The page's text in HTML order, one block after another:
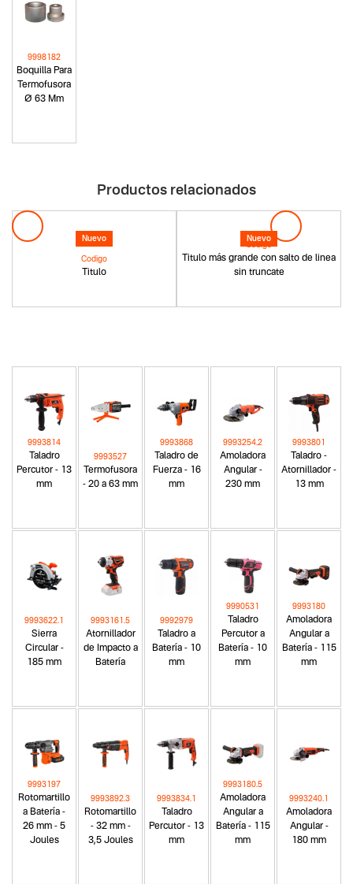
Boquilla Para
Termofusora
Ø 63 Mm
9998182
Productos relacionados
Nuevo
Titulo
Codigo
Nuevo
Titulo más grande con salto de linea
sin truncate
Codigo
Taladro
Percutor - 13
mm
9993814
Termofusora
- 20 a 63 mm
9993527
Taladro de
Fuerza - 16
mm
9993868
Amoladora
Angular -
230 mm
9993254.2
Taladro -
Atornillador -
13 mm
9993801
Sierra
Circular -
185 mm
9993622.1
Atornillador
de Impacto a
Batería
9993161.5
Taladro a
Batería - 10
mm
9992979
Taladro
Percutor a
Batería - 10
mm
9990531
Amoladora
Angular a
Batería - 115
mm
9993180
Rotomartillo
a Batería -
26 mm - 5
Joules
9993197
Rotomartillo
- 32 mm -
3,5 Joules
9993892.3
Taladro
Percutor - 13
mm
9993834.1
Amoladora
Angular a
Batería - 115
mm
9993180.5
Amoladora
Angular -
180 mm
9993240.1